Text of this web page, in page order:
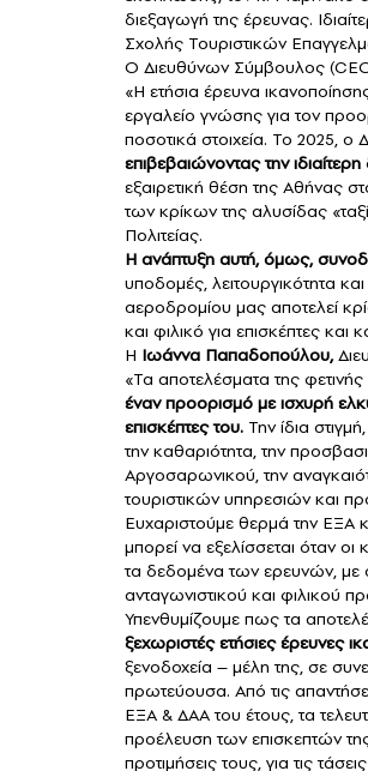
διεξαγωγή της έρευνας.
Σχολής Τουριστικών
O Διευθύνων Σύμβουλος
«Η ετήσια έρευνα
εργαλείο γνώσης για τον
ποσοτικά στοιχεία. Το 2025,
επιβεβαιώνοντας την
εξαιρετική θέση της Αθήνας
των κρίκων της αλυσίδας
Πολιτείας.
Η ανάπτυξη αυτή, όμως,
υποδομές, λειτουργικότητα
αεροδρομίου μας αποτελεί
και φιλικό για επισκέπτες και
Η Ιωάννα Παπαδοπούλου,
«Τα αποτελέσματα της φετινής
έναν προορισμό με ισχυρή
επισκέπτες του. Την ίδια
την καθαριότητα, την
Αργοσαρωνικού, την
τουριστικών υπηρεσιών και
Ευχαριστούμε θερμά την ΕΞΑ
μπορεί να εξελίσσεται όταν
τα δεδομένα των ερευνών, με
ανταγωνιστικού και φιλικού
Υπενθυμίζουμε πως τα
ξεχωριστές ετήσιες έρευνες
ξενοδοχεία – μέλη της, σε
πρωτεύουσα. Από τις
ΕΞΑ & ΔΑΑ του έτους, τα
προέλευση των επισκεπτών της
προτιμήσεις τους, για τις